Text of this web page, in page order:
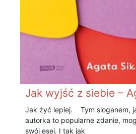
Jak wyjść z siebie –
Jak żyć lepiej. Tym sloganem,
autorka to popularne zdanie,
swój esej. I tak jak